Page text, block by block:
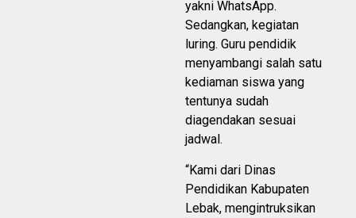
yakni WhatsApp.
Sedangkan, kegiatan
luring. Guru pendidik
menyambangi salah satu
kediaman siswa yang
tentunya sudah
diagendakan sesuai
jadwal.
“Kami dari Dinas
Pendidikan Kabupaten
Lebak, mengintruksikan